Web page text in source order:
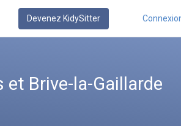
Devenez KidySitter
Brive-la-Gaillarde